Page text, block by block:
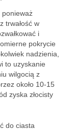
ponieważ
trwałość w
i
pokrycie
nadzienia,
to uzyskanie
wilgocią z
około 10-15
zyska złocisty
do ciasta